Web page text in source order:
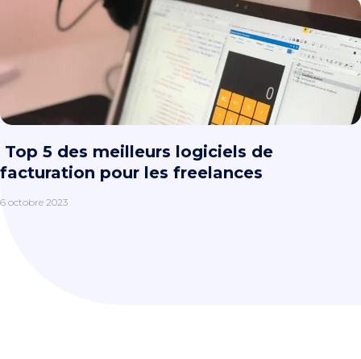
Top 5 des meilleurs logiciels de
facturation pour les freelances
6 octobre 2023